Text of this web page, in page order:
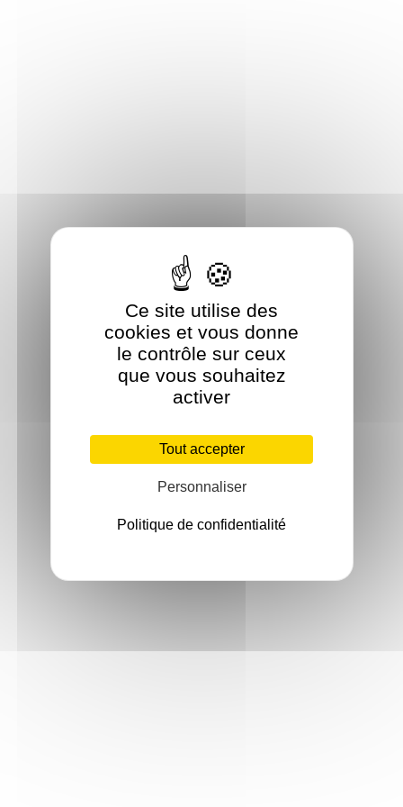
Ce site utilise des
cookies et vous donne
le contrôle sur ceux
que vous souhaitez
activer
Tout accepter
Personnaliser
Politique de confidentialité